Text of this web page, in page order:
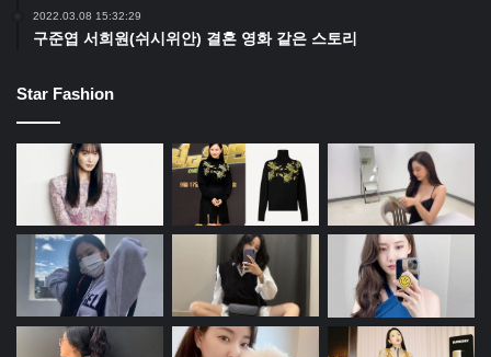
2022.03.08 15:32:29
구준엽 서희원(쉬시위안) 결혼 영화 같은 스토리
Star Fashion